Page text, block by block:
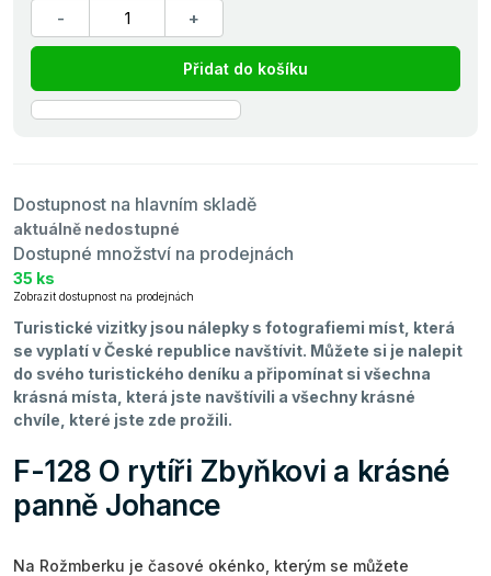
Přidat do košíku
Dostupnost na hlavním skladě
aktuálně nedostupné
Dostupné množství na prodejnách
35 ks
Zobrazit dostupnost na prodejnách
Turistické vizitky jsou nálepky s fotografiemi míst, která
se vyplatí v České republice navštívit. Můžete si je nalepit
do svého turistického deníku a připomínat si všechna
krásná místa, která jste navštívili a všechny krásné
chvíle, které jste zde prožili.
F-128 O rytíři Zbyňkovi a krásné
panně Johance
Na Rožmberku je časové okénko, kterým se můžete